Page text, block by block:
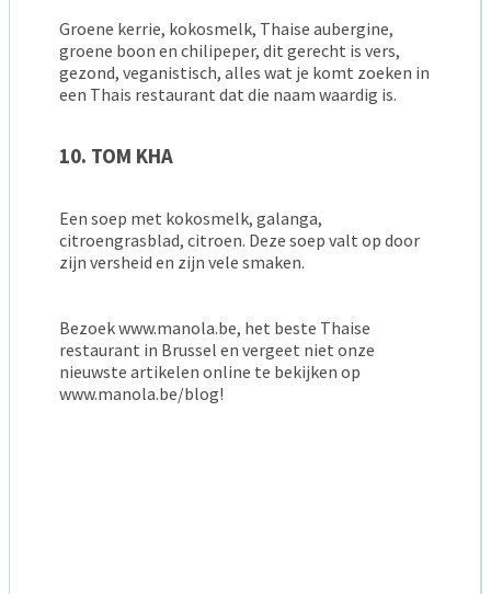
Groene kerrie, kokosmelk, Thaise aubergine,
groene boon en chilipeper, dit gerecht is vers,
gezond, veganistisch, alles wat je komt zoeken in
een Thais restaurant dat die naam waardig is.
10. TOM KHA
Een soep met kokosmelk, galanga,
citroengrasblad, citroen. Deze soep valt op door
zijn versheid en zijn vele smaken.
Bezoek www.manola.be, het beste Thaise
restaurant in Brussel en vergeet niet onze
nieuwste artikelen online te bekijken op
www.manola.be/blog!